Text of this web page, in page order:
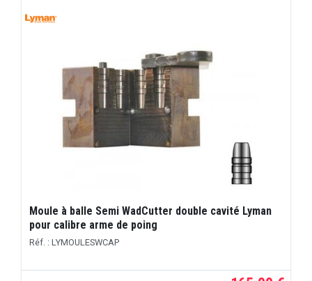
Moule à balle Semi WadCutter double cavité Lyman
pour calibre arme de poing
Réf. : LYMOULESWCAP